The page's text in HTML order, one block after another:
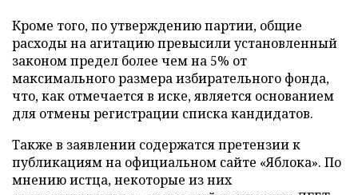
Кроме того, по утверждению партии, общие
расходы на агитацию превысили установленный
законом предел более чем на 5% от
максимального размера избирательного фонда,
что, как отмечается в иске, является основанием
для отмены регистрации списка кандидатов.
Также в заявлении содержатся претензии к
публикациям на официальном сайте «Яблока». По
мнению истца, некоторые из них